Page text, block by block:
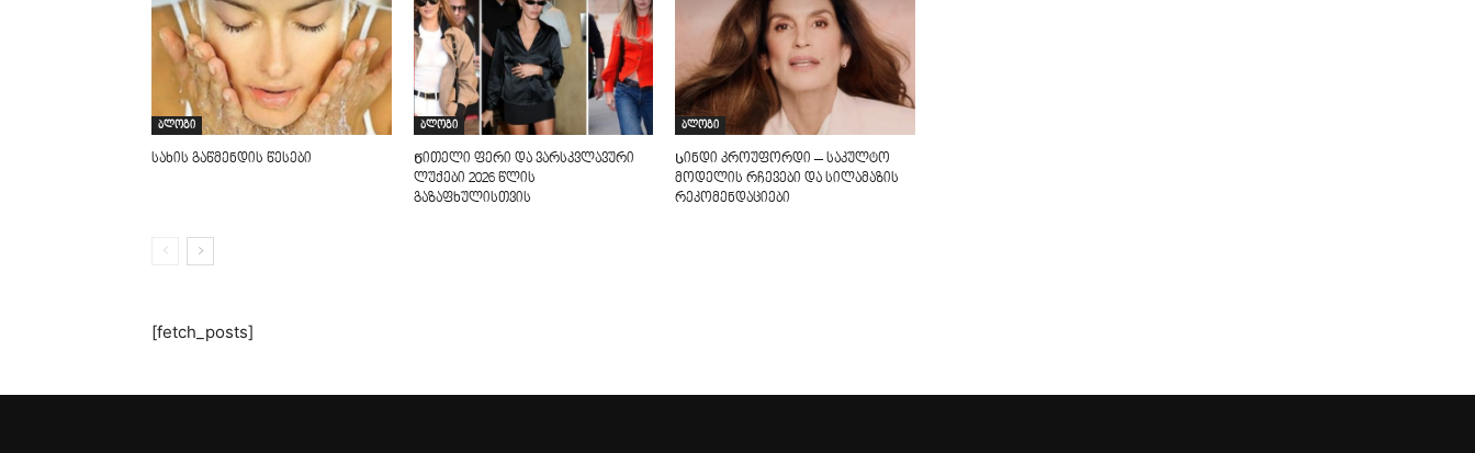
ბლოგი
სახის გაწმენდის წესები
ბლოგი
Წითელი ფერი და ვარსკვლავური
ლუქები 2026 წლის
გაზაფხულისთვის
ბლოგი
Სინდი კროუფორდი – საკულტო
მოდელის რჩევები და სილამაზის
რეკომენდაციები
[fetch_posts]